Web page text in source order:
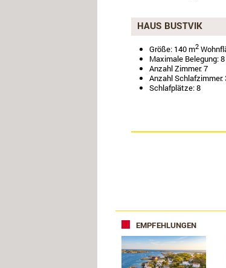
HAUS BUSTVIK
Größe: 140 m2
Maximale Belegung:
Anzahl Zimmer: 7
Anzahl Schlafzimmer:
Schlafplätze: 8
EMPFEHLUNGEN